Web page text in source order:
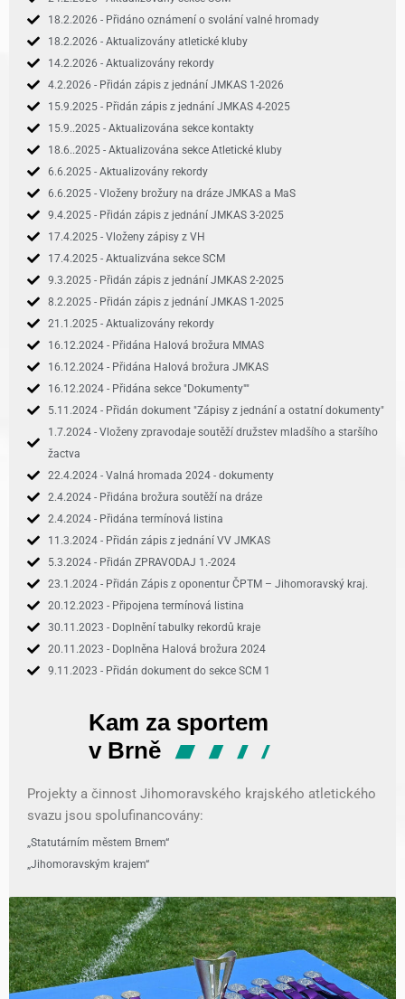
18.2.2026 - Přidáno oznámení o svolání valné hromady
18.2.2026 - Aktualizovány atletické kluby
14.2.2026 - Aktualizovány rekordy
4.2.2026 - Přidán zápis z jednání JMKAS 1-2026
15.9.2025 - Přidán zápis z jednání JMKAS 4-2025
15.9..2025 - Aktualizována sekce kontakty
18.6..2025 - Aktualizována sekce Atletické kluby
6.6.2025 - Aktualizovány rekordy
6.6.2025 - Vloženy brožury na dráze JMKAS a MaS
9.4.2025 - Přidán zápis z jednání JMKAS 3-2025
17.4.2025 - Vloženy zápisy z VH
17.4.2025 - Aktualizvána sekce SCM
9.3.2025 - Přidán zápis z jednání JMKAS 2-2025
8.2.2025 - Přidán zápis z jednání JMKAS 1-2025
21.1.2025 - Aktualizovány rekordy
16.12.2024 - Přidána Halová brožura MMAS
16.12.2024 - Přidána Halová brožura JMKAS
16.12.2024 - Přidána sekce "Dokumenty""
5.11.2024 - Přidán dokument "Zápisy z jednání a ostatní dokumenty"
1.7.2024 - Vloženy zpravodaje soutěží družstev mladšího a staršího
žactva
22.4.2024 - Valná hromada 2024 - dokumenty
2.4.2024 - Přidána brožura soutěží na dráze
2.4.2024 - Přidána termínová listina
11.3.2024 - Přidán zápis z jednání VV JMKAS
5.3.2024 - Přidán ZPRAVODAJ 1.-2024
23.1.2024 - Přidán Zápis z oponentur ČPTM – Jihomoravský kraj.
20.12.2023 - Připojena termínová listina
30.11.2023 - Doplnění tabulky rekordů kraje
20.11.2023 - Doplněna Halová brožura 2024
9.11.2023 - Přidán dokument do sekce SCM 1
Projekty a činnost Jihomoravského krajského atletického
svazu jsou spolufinancovány:
„Statutárním městem Brnem“
„Jihomoravským krajem“